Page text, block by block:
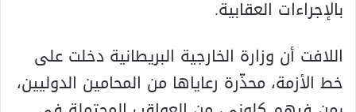
بالإجراءات العقابية.
اللافت أن وزارة الخارجية البريطانية دخلت على
خط الأزمة، محذّرة رعاياها من المحامين الدوليين،